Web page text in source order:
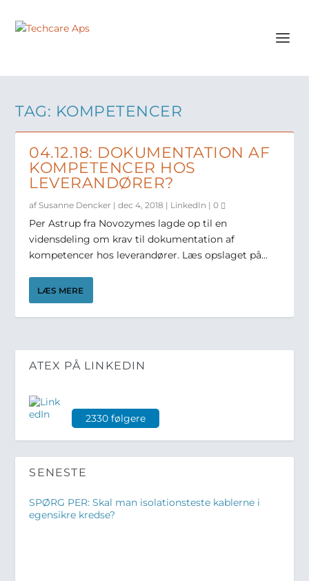
TAG: KOMPETENCER
04.12.18: DOKUMENTATION AF
KOMPETENCER HOS
LEVERANDØRER?
afSusanne Dencker |dec 4, 2018 | LinkedIn |0
Per Astrup fra Novozymes lagde op til en
vidensdeling om krav til dokumentation af
kompetencer hos leverandører. Læs opslaget på...
LÆS MERE
ATEX PÅ LINKEDIN
2330 følgere
SENESTE
SPØRG PER: Skal man isolationsteste kablerne i
egensikre kredse?